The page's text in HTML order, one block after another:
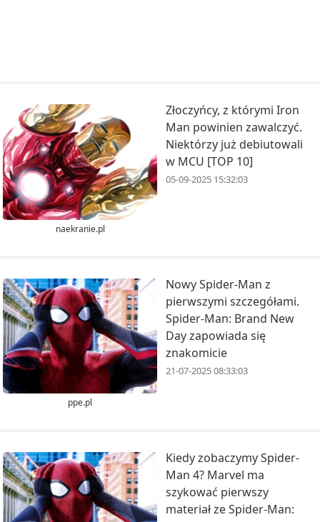
naekranie.pl
Złoczyńcy, z którymi Iron
Man powinien zawalczyć.
Niektórzy już debiutowali
w MCU [TOP 10]
05-09-2025 15:32:03
ppe.pl
Nowy Spider-Man z
pierwszymi szczegółami.
Spider-Man: Brand New
Day zapowiada się
znakomicie
21-07-2025 08:33:03
Kiedy zobaczymy Spider-
Man 4? Marvel ma
szykować pierwszy
materiał ze Spider-Man: